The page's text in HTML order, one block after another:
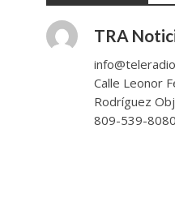
TRA
Calle Leonor
Rodríguez
809-539-8080